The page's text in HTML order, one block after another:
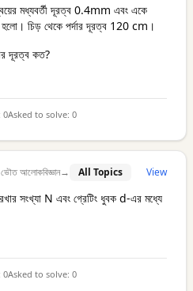
মধ্যবর্তী দূরত্ব 0.4mm এবং একে
চিড় থেকে পর্দার দূরত্ব 120 cm।
দূরত্ব কত?
0Asked to solve: 0
আলোকবিজ্ঞান→ All Topics View
সংখ্যা N এবং গ্রেটিং ধুবক d-এর মধ্যে
0Asked to solve: 0